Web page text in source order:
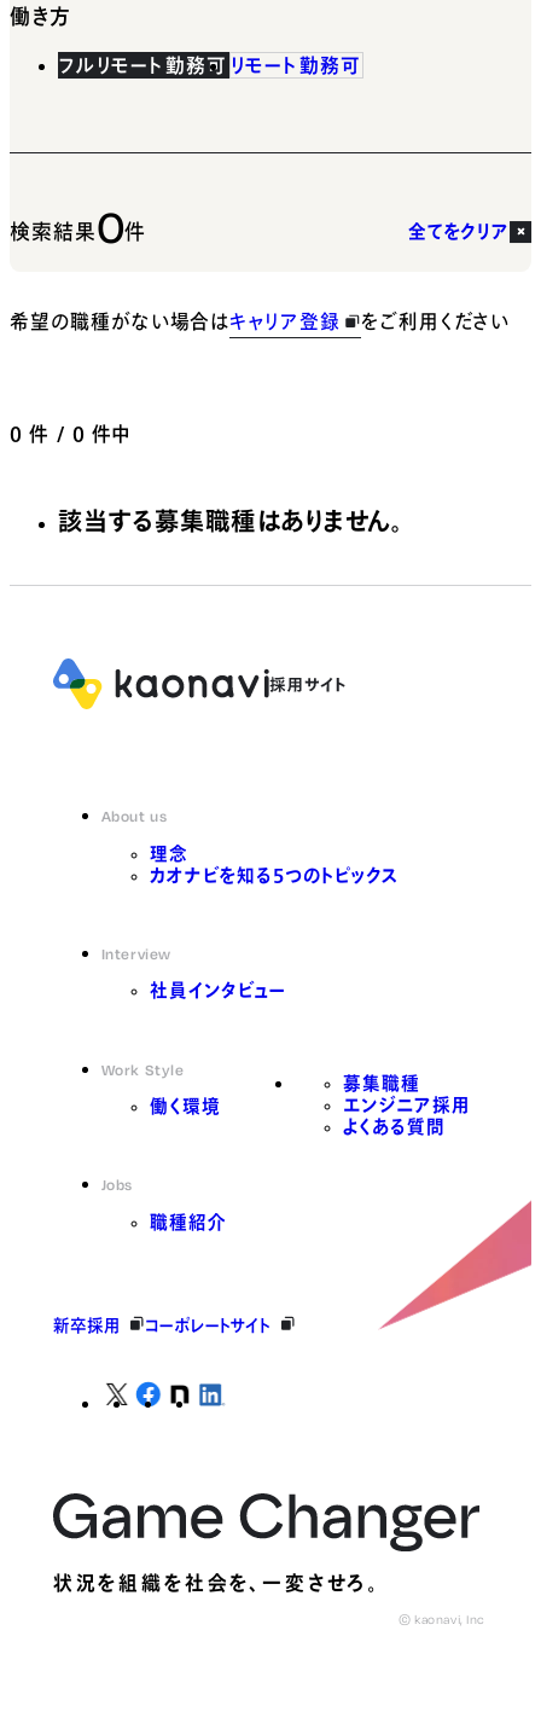
働き方
フルリモート勤務可 リモート勤務可
検索結果0件 全てをクリア
希望の職種がない場合はキャリア登録 をご利用ください
0 件 / 0 件中
該当する募集職種はありません。
About us
理念
カオナビを知る5つのトピックス
Interview
社員インタビュー
Work Style
働く環境
Jobs
職種紹介
募集職種
エンジニア採用
よくある質問
新卒採用 コーポレートサイト
状況を組織を社会を、一変させろ。
© kaonavi, Inc